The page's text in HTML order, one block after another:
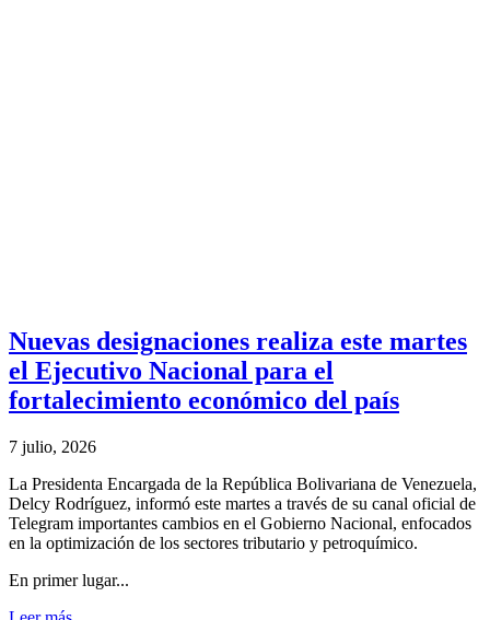
Nuevas designaciones realiza este martes
el Ejecutivo Nacional para el
fortalecimiento económico del país
7 julio, 2026
La Presidenta Encargada de la República Bolivariana de Venezuela,
Delcy Rodríguez, informó este martes a través de su canal oficial de
Telegram importantes cambios en el Gobierno Nacional, enfocados
en la optimización de los sectores tributario y petroquímico.
En primer lugar...